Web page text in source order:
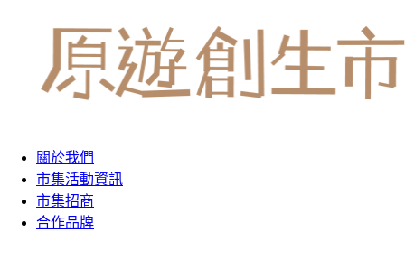
關於我們
市集活動資訊
市集招商
合作品牌